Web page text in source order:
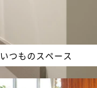
いつものスペース